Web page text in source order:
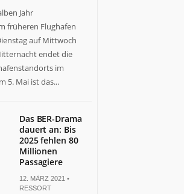
Jahr
früheren Flughafen
auf Mittwoch
endet die
im
5. Mai ist das...
Das BER-Drama
dauert an: Bis
2025 fehlen 80
Millionen
Passagiere
12. MÄRZ 2021 •
RESSORT